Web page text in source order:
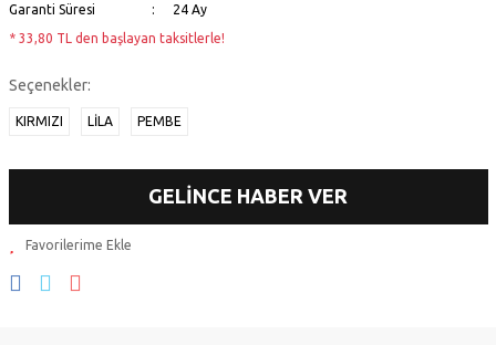
Garanti Süresi
24 Ay
* 33,80 TL den başlayan taksitlerle!
Seçenekler:
KIRMIZI LİLA PEMBE
GELİNCE HABER VER